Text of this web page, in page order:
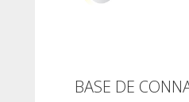
BASE DE